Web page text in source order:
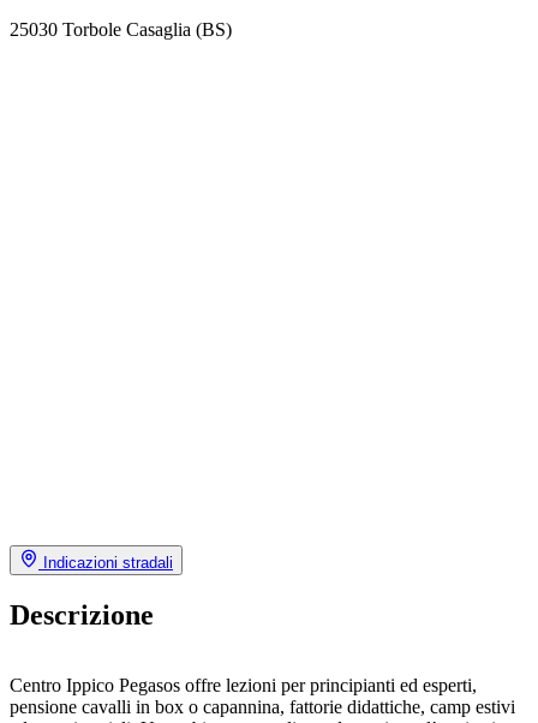
25030 Torbole Casaglia (BS)
Indicazioni stradali
Descrizione
Centro Ippico Pegasos offre lezioni per principianti ed esperti,
pensione cavalli in box o capannina, fattorie didattiche, camp estivi